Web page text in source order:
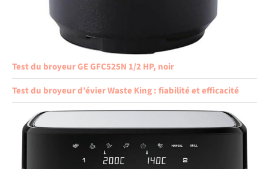
Test du broyeur GE GFC525N 1/2 HP, noir
Test du broyeur d’évier Waste King : fiabilité et efficacité